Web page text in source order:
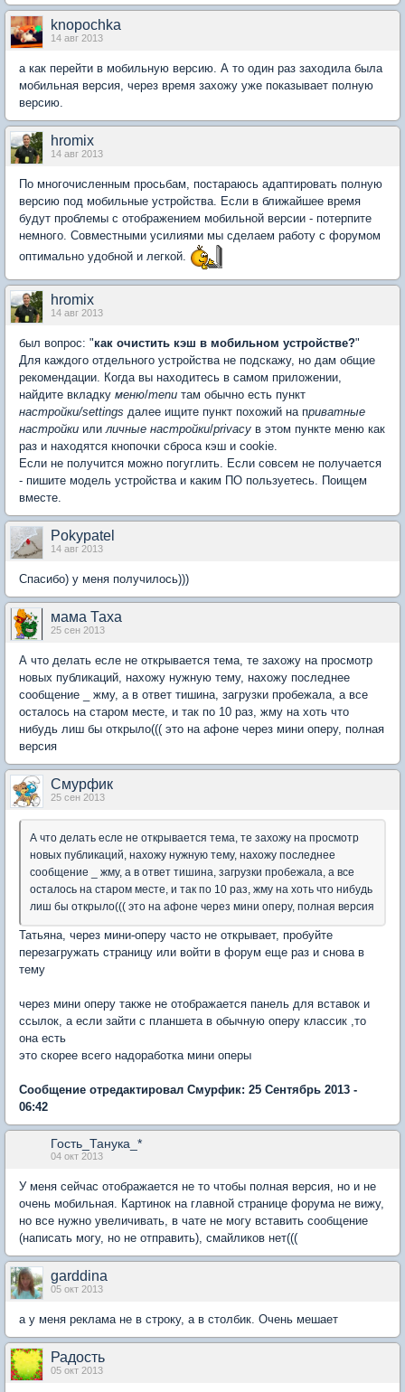
knopochka
14 авг 2013
а как перейти в мобильную версию. А то один раз заходила была
мобильная версия, через время захожу уже показывает полную
версию.
hromix
14 авг 2013
По многочисленным просьбам, постараюсь адаптировать полную
версию под мобильные устройства. Если в ближайшее время
будут проблемы с отображением мобильной версии - потерпите
немного. Совместными усилиями мы сделаем работу с форумом
оптимально удобной и легкой.
hromix
14 авг 2013
был вопрос: "как очистить кэш в мобильном устройстве?"
Для каждого отдельного устройства не подскажу, но дам общие
рекомендации. Когда вы находитесь в самом приложении,
найдите вкладку меню/menu там обычно есть пункт
настройки/settings далее ищите пункт похожий на приватные
настройки илиличные настройки/privacy в этом пункте меню как
раз и находятся кнопочки сброса кэш и cookie.
Если не получится можно погуглить. Если совсем не получается
- пишите модель устройства и каким ПО пользуетесь. Поищем
вместе.
Pokypatel
14 авг 2013
Спасибо) у меня получилось)))
мама Таха
25 сен 2013
А что делать есле не открывается тема, те захожу на просмотр
новых публикаций, нахожу нужную тему, нахожу последнее
сообщение _ жму, а в ответ тишина, загрузки пробежала, а все
осталось на старом месте, и так по 10 раз, жму на хоть что
нибудь лиш бы открыло((( это на афоне через мини оперу, полная
версия
Смурфик
25 сен 2013
А что делать есле не открывается тема, те захожу на просмотр
новых публикаций, нахожу нужную тему, нахожу последнее
сообщение _ жму, а в ответ тишина, загрузки пробежала, а все
осталось на старом месте, и так по 10 раз, жму на хоть что нибудь
лиш бы открыло((( это на афоне через мини оперу, полная версия
Татьяна, через мини-оперу часто не открывает, пробуйте
перезагружать страницу или войти в форум еще раз и снова в
тему
через мини оперу также не отображается панель для вставок и
ссылок, а если зайти с планшета в обычную оперу классик ,то
она есть
это скорее всего надоработка мини оперы
Сообщение отредактировал Смурфик: 25 Сентябрь 2013 -
06:42
Гость_Танука_*
04 окт 2013
У меня сейчас отображается не то чтобы полная версия, но и не
очень мобильная. Картинок на главной странице форума не вижу,
но все нужно увеличивать, в чате не могу вставить сообщение
(написать могу, но не отправить), смайликов нет(((
garddina
05 окт 2013
а у меня реклама не в строку, а в столбик. Очень мешает
Радость
05 окт 2013